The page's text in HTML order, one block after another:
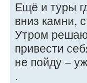
Ещё и туры
вниз камни,
Утром решаю
привести
не пойду –
.